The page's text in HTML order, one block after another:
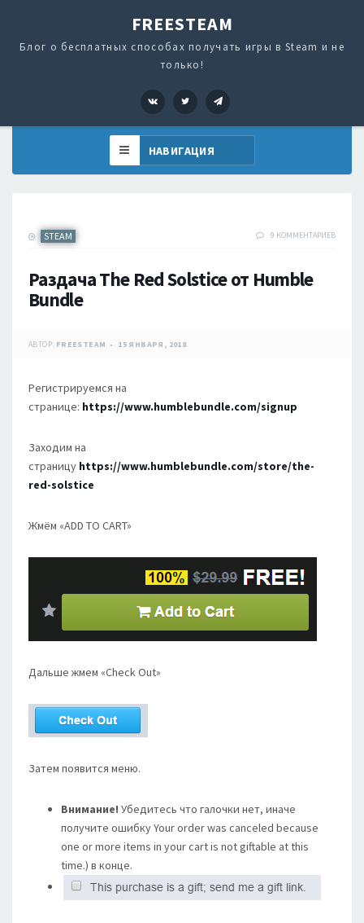
FREESTEAM
Блог о бесплатных способах получать игры в Steam и не
только!
VK Twitter
STEAM 9 КОММЕНТАРИЕВ
Раздача The Red Solstice от Humble
Bundle
АВТОР: FREESTEAM 15 ЯНВАРЯ, 2018
Регистрируемся на
странице: https://www.humblebundle.com/signup
Заходим на
страницу https://www.humblebundle.com/store/the-
red-solstice
Жмём «ADD TO CART»
Дальше жмем «Check Out»
Затем появится меню.
Внимание! Убедитесь что галочки нет, иначе
получите ошибку Your order was canceled because
one or more items in your cart is not giftable at this
time.) в конце.